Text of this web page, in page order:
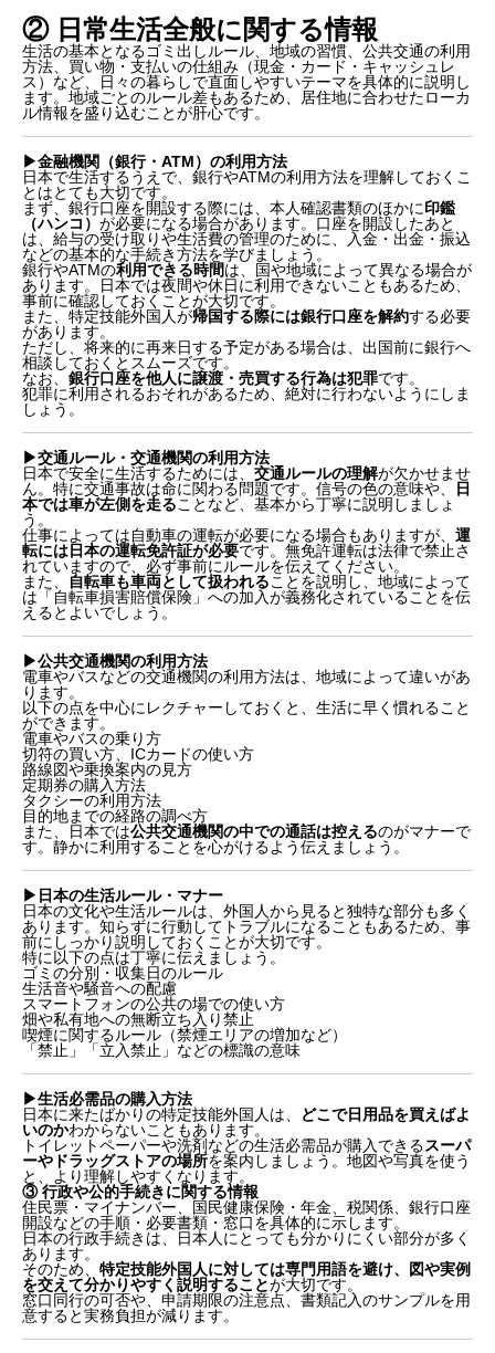
② 日常生活全般に関する情報
生活の基本となるゴミ出しルール、地域の習慣、公共交通の利用
方法、買い物・支払いの仕組み（現金・カード・キャッシュレ
ス）など、日々の暮らしで直面しやすいテーマを具体的に説明し
ます。地域ごとのルール差もあるため、居住地に合わせたローカ
ル情報を盛り込むことが肝心です。
▶︎金融機関（銀行・ATM）の利用方法
日本で生活するうえで、銀行やATMの利用方法を理解しておくこ
とはとても大切です。
まず、銀行口座を開設する際には、本人確認書類のほかに印鑑
（ハンコ） が必要になる場合があります。口座を開設したあと
は、給与の受け取りや生活費の管理のために、入金・出金・振込
などの基本的な手続き方法を学びましょう。
銀行やATMの利用できる時間は、国や地域によって異なる場合が
あります。日本では夜間や休日に利用できないこともあるため、
事前に確認しておくことが大切です。
また、特定技能外国人が帰国する際には銀行口座を解約する必要
があります。
ただし、将来的に再来日する予定がある場合は、出国前に銀行へ
相談しておくとスムーズです。
なお、 銀行口座を他人に譲渡・売買する行為は犯罪です。
犯罪に利用されるおそれがあるため、絶対に行わないようにしま
しょう。
▶︎交通ルール・交通機関の利用方法
日本で安全に生活するためには、 交通ルールの理解が欠かせませ
ん。特に交通事故は命に関わる問題です。信号の色の意味や、
日
本では車が左側を走ることなど、基本から丁寧に説明しましょ
う。
仕事によっては自動車の運転が必要になる場合もありますが、 運
転には日本の運転免許証が必要です。無免許運転は法律で禁止さ
れていますので、必ず事前にルールを伝えてください。
また、
自転車も車両として扱われることを説明し、地域によって
は「自転車損害賠償保険」への加入が義務化されていることを伝
えるとよいでしょう。
▶︎公共交通機関の利用方法
電車やバスなどの交通機関の利用方法は、地域によって違いがあ
ります。
以下の点を中心にレクチャーしておくと、生活に早く慣れること
ができます。
電車やバスの乗り方
切符の買い方、ICカードの使い方
路線図や乗換案内の見方
定期券の購入方法
タクシーの利用方法
目的地までの経路の調べ方
また、日本では公共交通機関の中での通話は控えるのがマナーで
す。静かに利用することを心がけるよう伝えましょう。
▶︎日本の生活ルール・マナー
日本の文化や生活ルールは、外国人から見ると独特な部分も多く
あります。知らずに行動してトラブルになることもあるため、事
前にしっかり説明しておくことが大切です。
特に以下の点は丁寧に伝えましょう。
ゴミの分別・収集日のルール
生活音や騒音への配慮
スマートフォンの公共の場での使い方
畑や私有地への無断立ち入り禁止
喫煙に関するルール（禁煙エリアの増加など）
「禁止」「立入禁止」などの標識の意味
▶︎生活必需品の購入方法
日本に来たばかりの特定技能外国人は、
どこで日用品を買えばよ
いのかわからないこともあります。
トイレットペーパーや洗剤などの生活必需品が購入できるスーパ
ーやドラッグストアの場所を案内しましょう。地図や写真を使う
と、より理解しやすくなります。
③ 行政や公的手続きに関する情報
住民票・マイナンバー、国民健康保険・年金、税関係、銀行口座
開設などの手順・必要書類・窓口を具体的に示します。
日本の行政手続きは、日本人にとっても分かりにくい部分が多く
あります。
そのため、 特定技能外国人に対しては専門用語を避け、図や実例
を交えて分かりやすく説明することが大切です。
窓口同行の可否や、申請期限の注意点、書類記入のサンプルを用
意すると実務負担が減ります。